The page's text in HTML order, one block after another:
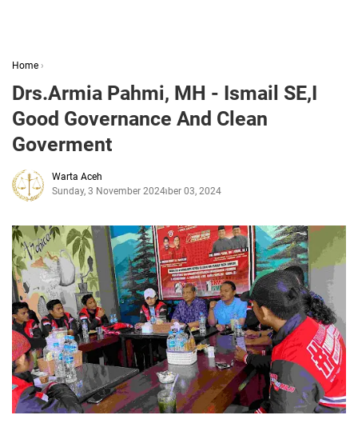
Home ›
Drs.Armia Pahmi, MH - Ismail SE,I
Good Governance And Clean
Goverment
Warta Aceh
Sunday, 3 November 2024November 03, 2024